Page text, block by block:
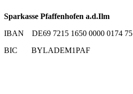
Sparkasse Pfaffenhofen a.d.Ilm
IBAN DE69 7215 1650 0000 0174 75
BIC BYLADEM1PAF